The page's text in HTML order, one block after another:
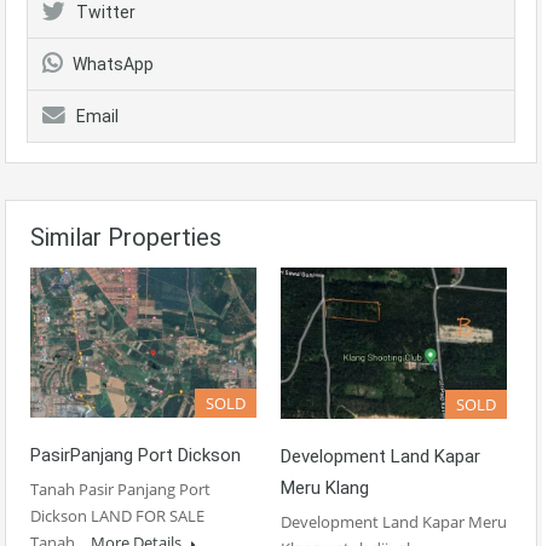
Twitter
WhatsApp
Email
Similar Properties
SOLD
PasirPanjang Port Dickson
Tanah Pasir Panjang Port
Dickson LAND FOR SALE
SOLD
Development Land Kapar
Meru Klang
Development Land Kapar Meru